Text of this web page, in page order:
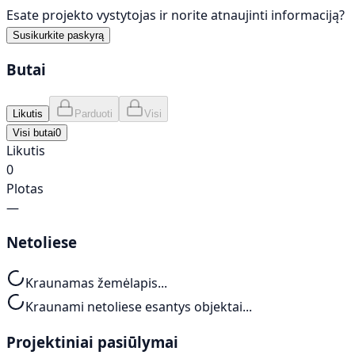
Esate projekto vystytojas ir norite atnaujinti informaciją?
Susikurkite paskyrą
Butai
Likutis Parduoti
Visi
Visi butai0
Likutis
0
Plotas
—
Netoliese
Kraunamas žemėlapis...
Kraunami netoliese esantys objektai...
Projektiniai pasiūlymai